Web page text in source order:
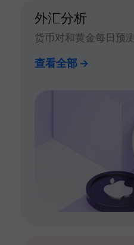
外汇分析
货币对和黄金每日预测
查看全部